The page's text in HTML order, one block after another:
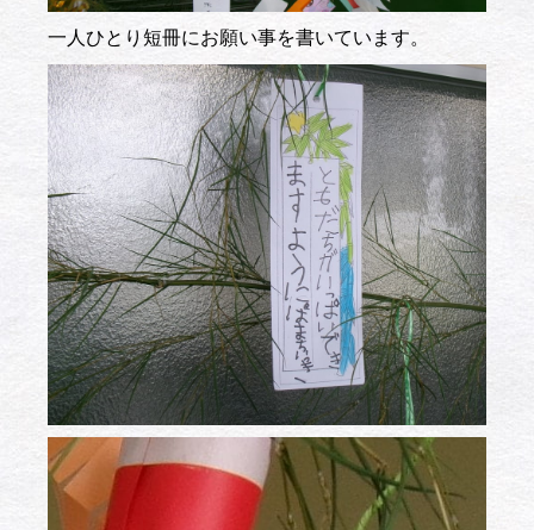
一人ひとり短冊にお願い事を書いています。